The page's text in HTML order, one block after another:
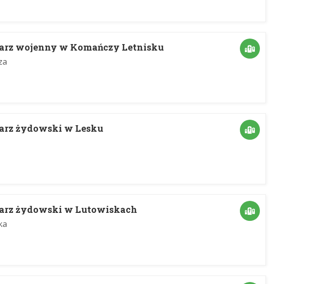
wojenny w Komańczy Letnisku
żydowski w Lesku
żydowski w Lutowiskach